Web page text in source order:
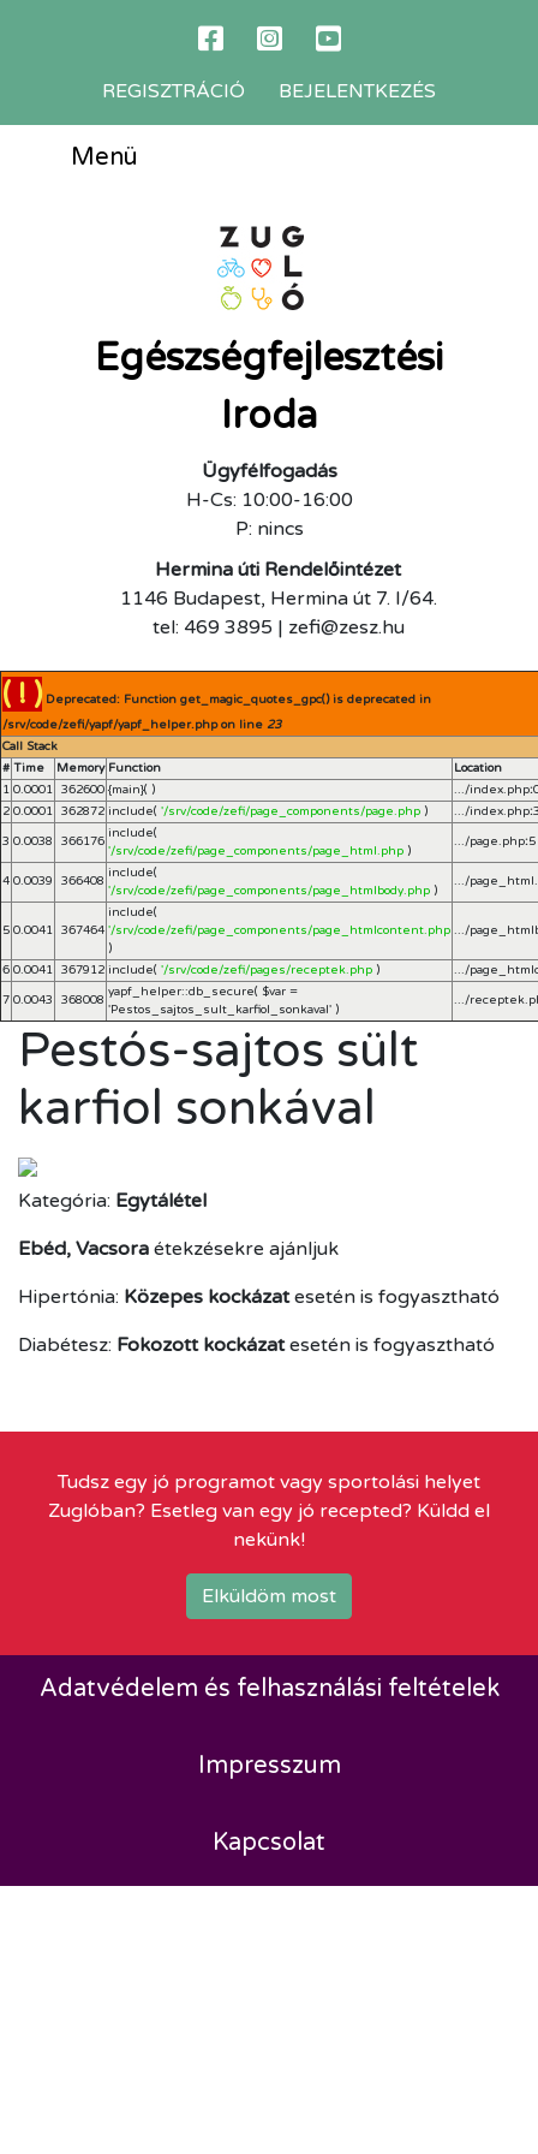
REGISZTRÁCIÓ BEJELENTKEZÉS
Menü
Egészségfejlesztési
Iroda
Ügyfélfogadás
H-Cs: 10:00-16:00
P: nincs
Hermina úti Rendelőintézet
1146 Budapest, Hermina út 7. I/64.
tel: 469 3895 | zefi@zesz.hu
( ! ) Deprecated: Function get_magic_quotes_gpc() is deprecated in
/srv/code/zefi/yapf/yapf_helper.php on line 23
Call Stack
# Time Memory Function
Location
1 0.0001 362600 {main}( ) .../index.php:
2 0.0001 362872 include( '/srv/code/zefi/page_components/page.php ) .../index.php:
3 0.0038 366176
include(
'/srv/code/zefi/page_components/page_html.php )
.../page.php:5
4 0.0039 366408
include(
'/srv/code/zefi/page_components/page_htmlbody.php )
.../
5 0.0041 367464
include(
'/srv/code/zefi/page_components/page_htmlcontent.php
)
.../
6 0.0041 367912 include( '/srv/code/zefi/pages/receptek.php ) .../
7 0.0043 368008
yapf_helper::db_secure( $var =
'Pestos_sajtos_sult_karfiol_sonkaval' )
.../
Pestós-sajtos sült
karfiol sonkával
Kategória: Egytálétel
Ebéd, Vacsora étekzésekre ajánljuk
Hipertónia: Közepes kockázatesetén is fogyasztható
Diabétesz: Fokozott kockázatesetén is fogyasztható
Tudsz egy jó programot vagy sportolási helyet
Zuglóban? Esetleg van egy jó recepted? Küldd el
nekünk!
Elküldöm most
Adatvédelem és felhasználási feltételek
Impresszum
Kapcsolat